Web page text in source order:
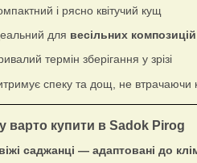
і рясно квітучий кущ
для весільних
термін зберігання у зрізі
спеку та дощ, не втрачаючи
варто купити в Sadok Pirog
саджанці — адаптовані до